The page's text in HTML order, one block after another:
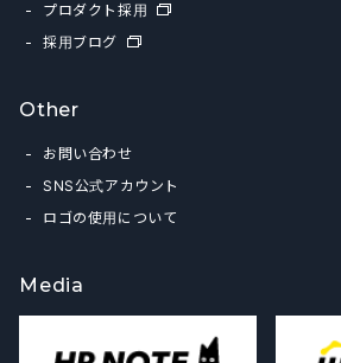
プロダクト採用
採用ブログ
Other
お問い合わせ
SNS公式アカウント
ロゴの使用について
Media